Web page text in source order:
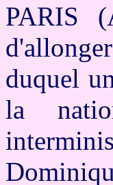
PARIS
duquel
la